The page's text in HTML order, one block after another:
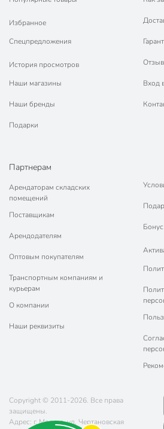
Артикул производителя
Гарантия производителя, мес
Вес в упаковке
Габариты упаковки
Избранное
Спецпредложения
История просмотров
Наши магазины
Наши бренды
Подарки
Вход
Партнерам
Арендаторам складских
помещений
Поставщикам
Арендодателям
Оптовым покупателям
Транспортным компаниям и
курьерам
О компании
Наши реквизиты
Copyright © 2011-2026. Все права
защищены.
Адрес: г. Москва, ул. Чертановская